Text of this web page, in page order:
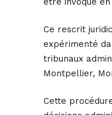
Ce rescrit
expérimenté
tribunaux
Montpellier,
Cette